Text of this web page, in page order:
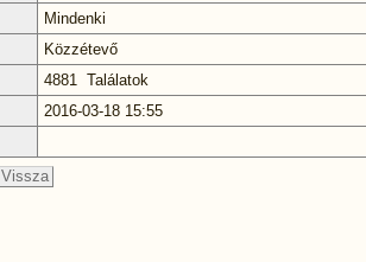
Mindenki
Közzétevő
4881 Találatok
2016-03-18 15:55
Vissza